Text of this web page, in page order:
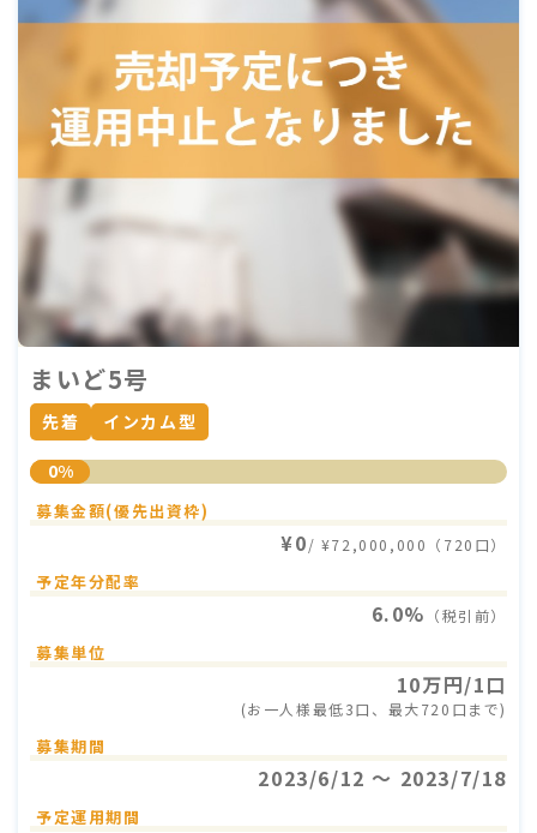
まいど5号
先着 インカム型
0%
募集金額(優先出資枠)
¥0/ ¥72,000,000（720口）
予定年分配率
6.0% （税引前）
募集単位
10万円/1口
(お一人様最低3口、最大720口まで)
募集期間
2023/6/12 〜 2023/7/18
予定運用期間